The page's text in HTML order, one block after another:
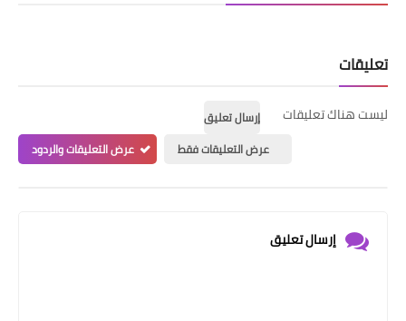
تعليقات
ليست هناك تعليقات
إرسال تعليق
عرض التعليقات فقط
عرض التعليقات والردود
إرسال تعليق